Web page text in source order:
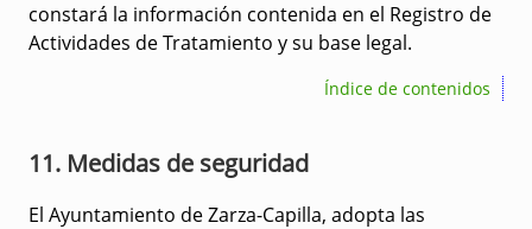
constará la información contenida en el Registro de
Actividades de Tratamiento y su base legal.
Índice de contenidos
11. Medidas de seguridad
El Ayuntamiento de Zarza-Capilla, adopta las